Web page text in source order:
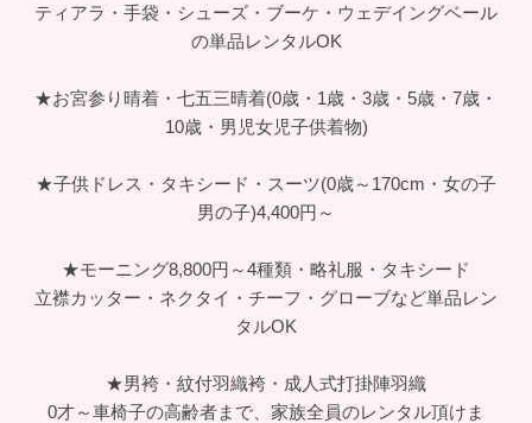
ティアラ・手袋・シューズ・ブーケ・ウェデイングベール
の単品レンタルOK
★お宮参り晴着・七五三晴着(0歳・1歳・3歳・5歳・7歳・
10歳・男児女児子供着物)
★子供ドレス・タキシード・スーツ(0歳～170cm・女の子
男の子)4,400円～
★モーニング8,800円～4種類・略礼服・タキシード
立襟カッター・ネクタイ・チーフ・グローブなど単品レン
タルOK
★男袴・紋付羽織袴・成人式打掛陣羽織
0才～車椅子の高齢者まで、家族全員のレンタル頂けま